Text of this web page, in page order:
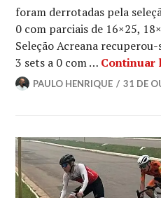
foram derrotadas pela
0 com parciais de 16×25,
Seleção Acreana
3 sets a 0 com … Continuar
PAULO HENRIQUE 31 DE